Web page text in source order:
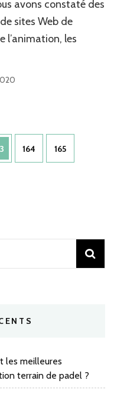
avons constaté des
sites Web de
l’animation, les
Page
164 Page
165
les meilleures
terrain de padel ?